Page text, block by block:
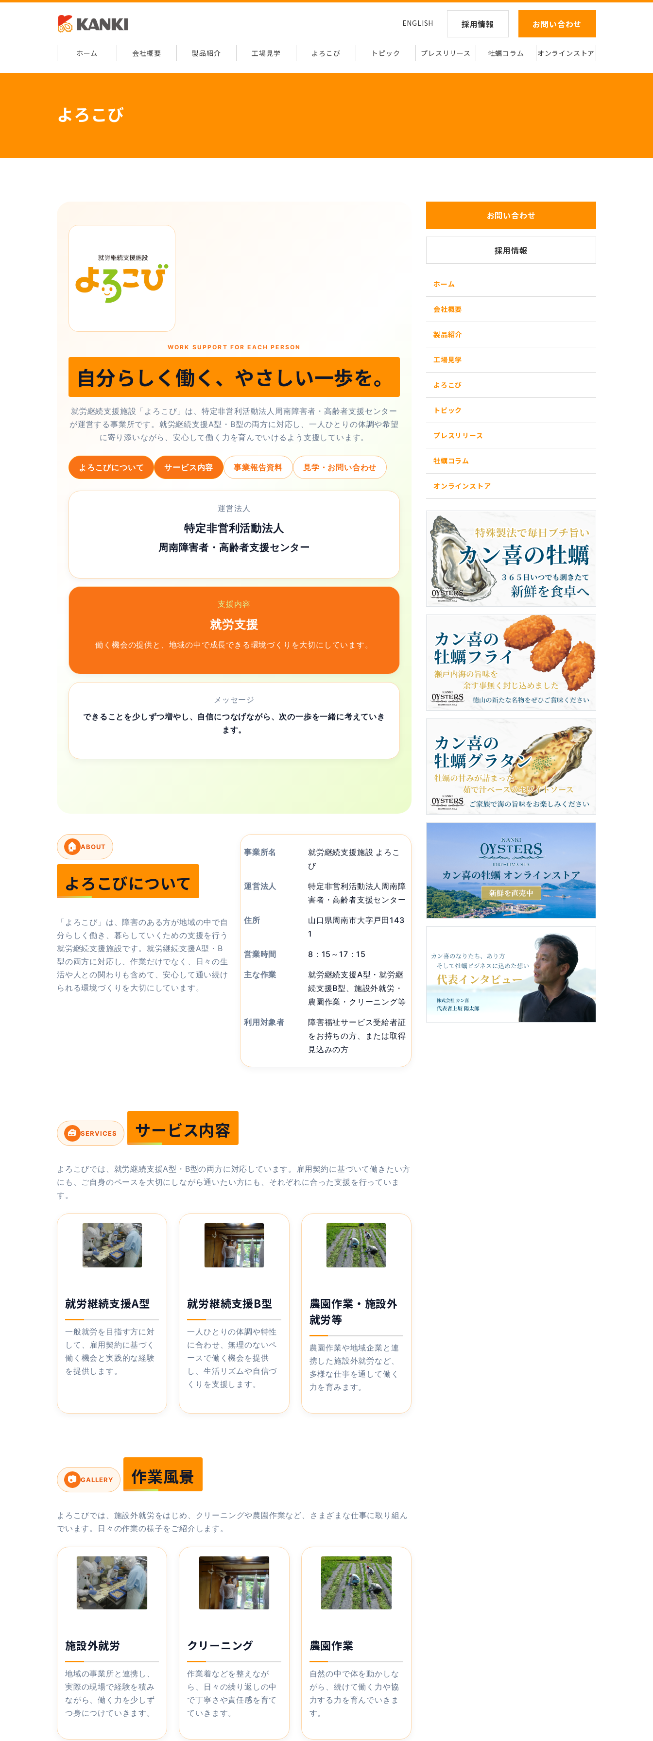
ENGLISH 採用情報 お問い合わせ
ホーム 会社概要 製品紹介 工場見学 よろこび トピック プレスリリース 牡蠣コラム オンラインストア
よろこび
WORK SUPPORT FOR EACH PERSON
自分らしく働く、やさしい一歩を。
就労継続支援施設「よろこび」は、特定非営利活動法人周南障害者・高齢者支援センター
が運営する事業所です。就労継続支援A型・B型の両方に対応し、一人ひとりの体調や希望
に寄り添いながら、安心して働く力を育んでいけるよう支援しています。
よろこびについて サービス内容 事業報告資料 見学・お問い合わせ
運営法人
特定非営利活動法人
周南障害者・高齢者支援センター
支援内容
就労支援
働く機会の提供と、地域の中で成長できる環境づくりを大切にしています。
メッセージ
できることを少しずつ増やし、自信につなげながら、次の一歩を一緒に考えていき
ます。
🏠 ABOUT
よろこびについて
「よろこび」は、障害のある方が地域の中で自
分らしく働き、暮らしていくための支援を行う
就労継続支援施設です。就労継続支援A型・B
型の両方に対応し、作業だけでなく、日々の生
活や人との関わりも含めて、安心して通い続け
られる環境づくりを大切にしています。
事業所名
就労継続支援施設 よろこ
び
運営法人
特定非営利活動法人周南障
害者・高齢者支援センター
住所
山口県周南市大字戸田143
1
営業時間 8：15～17：15
主な作業
就労継続支援A型・就労継
続支援B型、施設外就労・
農園作業・クリーニング等
利用対象者
障害福祉サービス受給者証
をお持ちの方、または取得
見込みの方
🧰 SERVICES サービス内容
よろこびでは、就労継続支援A型・B型の両方に対応しています。雇用契約に基づいて働きたい方
にも、ご自身のペースを大切にしながら通いたい方にも、それぞれに合った支援を行っていま
す。
就労継続支援A型
一般就労を目指す方に対
して、雇用契約に基づく
働く機会と実践的な経験
を提供します。
就労継続支援B型
一人ひとりの体調や特性
に合わせ、無理のないペ
ースで働く機会を提供
し、生活リズムや自信づ
くりを支援します。
農園作業・施設外
就労等
農園作業や地域企業と連
携した施設外就労など、
多様な仕事を通して働く
力を育みます。
📷 GALLERY 作業風景
よろこびでは、施設外就労をはじめ、クリーニングや農園作業など、さまざまな仕事に取り組ん
でいます。日々の作業の様子をご紹介します。
施設外就労
地域の事業所と連携し、
実際の現場で経験を積み
ながら、働く力を少しず
つ身につけていきます。
クリーニング
作業着などを整えなが
ら、日々の繰り返しの中
で丁寧さや責任感を育て
ていきます。
農園作業
自然の中で体を動かしな
がら、続けて働く力や協
力する力を育んでいきま
す。
お問い合わせ
採用情報
ホーム
会社概要
製品紹介
工場見学
よろこび
トピック
プレスリリース
牡蠣コラム
オンラインストア